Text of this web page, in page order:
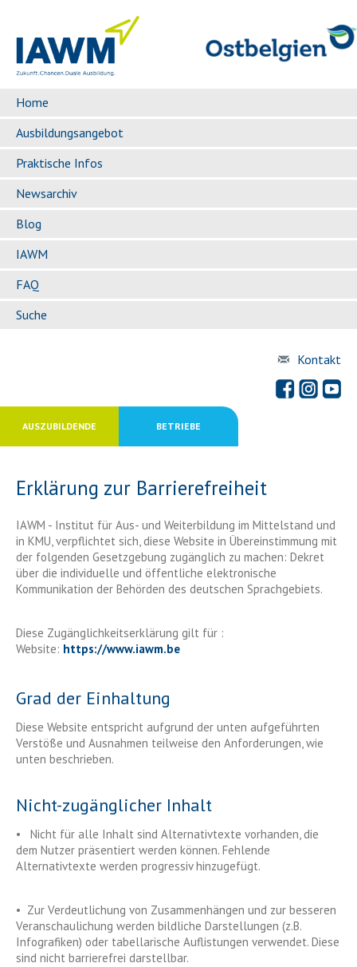
Home
Ausbildungsangebot
Praktische Infos
Newsarchiv
Blog
IAWM
FAQ
Suche
Kontakt
AUSZUBILDENDE BETRIEBE
Erklärung zur Barrierefreiheit
IAWM - Institut für Aus- und Weiterbildung im Mittelstand und
in KMU, verpflichtet sich, diese Website in Übereinstimmung mit
der folgenden Gesetzgebung zugänglich zu machen: Dekret
über die individuelle und öffentliche elektronische
Kommunikation der Behörden des deutschen Sprachgebiets.
Diese Zugänglichkeitserklärung gilt für :
Website: https://www.iawm.be
Grad der Einhaltung
Diese Website entspricht aufgrund der unten aufgeführten
Verstöße und Ausnahmen teilweise den Anforderungen, wie
unten beschrieben.
Nicht-zugänglicher Inhalt
• Nicht für alle Inhalt sind Alternativtexte vorhanden, die
dem Nutzer präsentiert werden können. Fehlende
Alternativtexte werden progressiv hinzugefügt.
• Zur Verdeutlichung von Zusammenhängen und zur besseren
Veranschaulichung werden bildliche Darstellungen (z.B.
Infografiken) oder tabellarische Auflistungen verwendet. Diese
sind nicht barrierefrei darstellbar.